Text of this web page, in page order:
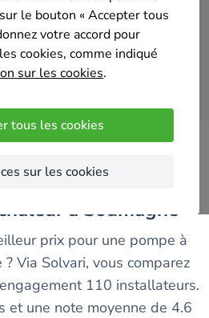
le bouton « Accepter tous
votre accord pour
cookies, comme indiqué
sur les cookies.
tous les cookies
sur les cookies
des devis
à Soumagne
prix pour une pompe à
Via Solvari, vous comparez
110 installateurs.
et une note moyenne de 4.6